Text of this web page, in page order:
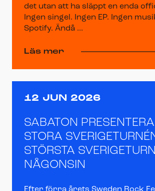
det utan att ha släppt en enda
Ingen singel. Ingen EP. Ingen
Spotify. Ändå ...
Läs mer
12 JUN 2026
SABATON
STORA
STÖRSTA
NÅGONSIN